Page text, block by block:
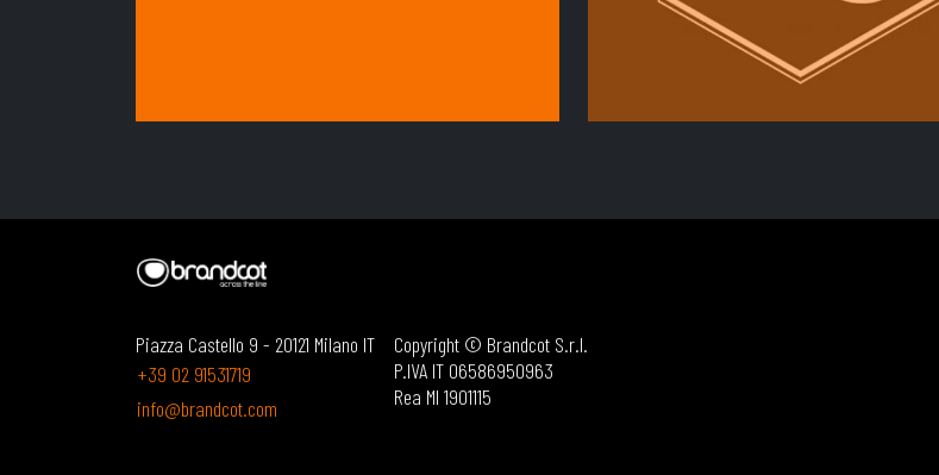
Piazza Castello 9 - 20121 Milano IT
+39 02 91531719
info@brandcot.com
Copyright © Brandcot S.r.l.
P.IVA IT 06586950963
Rea MI 1901115